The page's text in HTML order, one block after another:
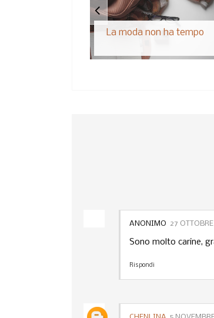
La moda non ha tempo
ANONIMO 27
Sono molto carine,
Rispondi